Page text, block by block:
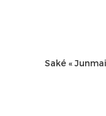
Saké « Junmai